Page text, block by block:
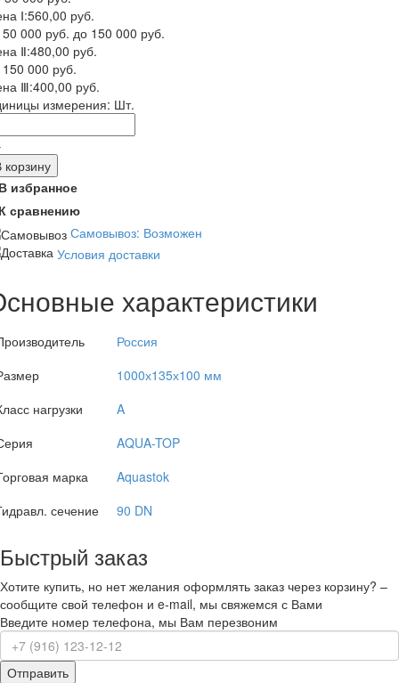
Ⅰ:560,00 руб.
50 000 руб. до 150 000 руб.
Ⅱ:480,00 руб.
150 000 руб.
Ⅲ:400,00 руб.
измерения: Шт.
корзину
избранное
сравнению
Самовывоз: Возможен
Условия доставки
характеристики
Россия
1000х135х100 мм
нагрузки
A
AQUA-TOP
марка
Aquastok
сечение
90 DN
Быстрый заказ
Хотите купить, но нет желания оформлять заказ через корзину? –
сообщите свой телефон и e-mail, мы свяжемся с Вами
Введите номер телефона, мы Вам перезвоним
Отправить